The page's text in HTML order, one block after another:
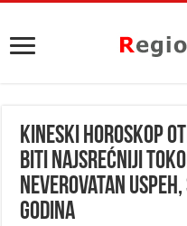
KINESKI HOROSKOP
BITI NAJSREĆNIJI
neverovatan uspeh,
godina